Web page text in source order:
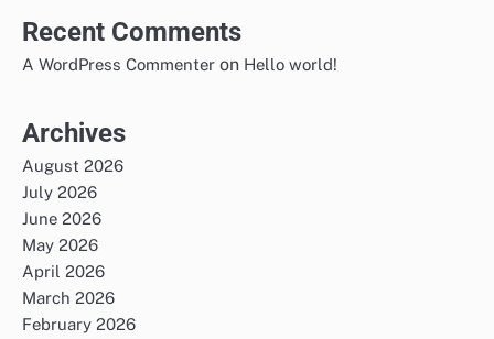
Recent Comments
A WordPress Commenter on Hello world!
Archives
August 2026
July 2026
June 2026
May 2026
April 2026
March 2026
February 2026